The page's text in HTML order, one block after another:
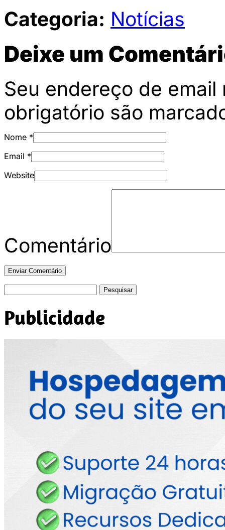
Categoria: Notícias
Deixe um
Seu endereço de
obrigatório são
Nome *
Email *
Website
Comentário
Publicidade